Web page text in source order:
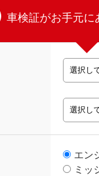
車検証がお手元に
エン
ミッ